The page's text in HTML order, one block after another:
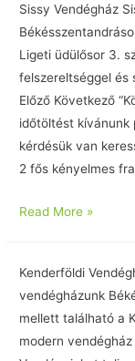
Sissy Vendégház
Ligeti üdülősor 3.
felszereltséggel és
Előző Következő
időtöltést kívánunk
kérdésük van
2 fős kényelmes
Read More »
Kenderföldi
vendégházunk
mellett található a
modern